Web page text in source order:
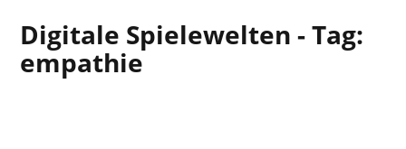
Digitale Spielewelten - Tag:
empathie